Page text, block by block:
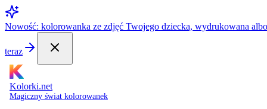
Nowość: kolorowanka ze zdjęć Twojego dziecka, wydrukowana
teraz
Kolorki.net
Magiczny świat kolorowanek